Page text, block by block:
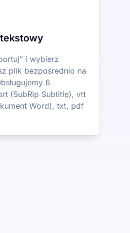
i wybierz
plik bezpośrednio na
6
(SubRip Subtitle), vtt
Word), txt, pdf